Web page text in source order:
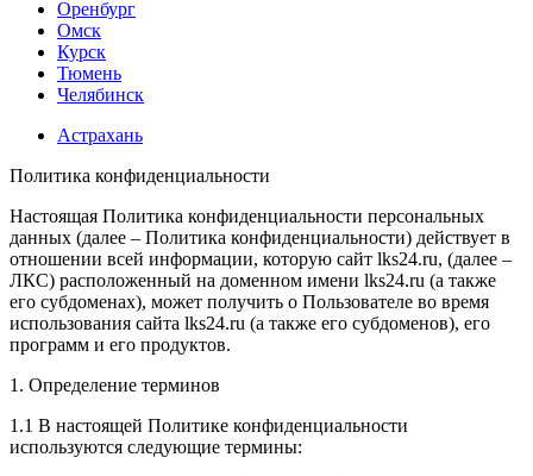
Оренбург
Омск
Курск
Тюмень
Челябинск
Астрахань
Политика конфиденциальности
Настоящая Политика конфиденциальности персональных
данных (далее – Политика конфиденциальности) действует в
отношении всей информации, которую сайт lks24.ru, (далее –
ЛКС) расположенный на доменном имени lks24.ru (а также
его субдоменах), может получить о Пользователе во время
использования сайта lks24.ru (а также его субдоменов), его
программ и его продуктов.
1. Определение терминов
1.1 В настоящей Политике конфиденциальности
используются следующие термины: